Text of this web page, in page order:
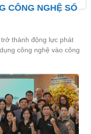
CÔNG NGHỆ SỐ
thành động lực phát
công nghệ vào công